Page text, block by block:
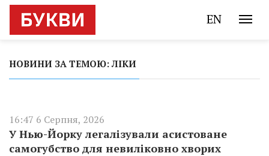
EN
НОВИНИ ЗА ТЕМОЮ: ЛІКИ
16:47 6 Серпня, 2026
У Нью-Йорку легалізували асистоване
самогубство для невиліковно хворих